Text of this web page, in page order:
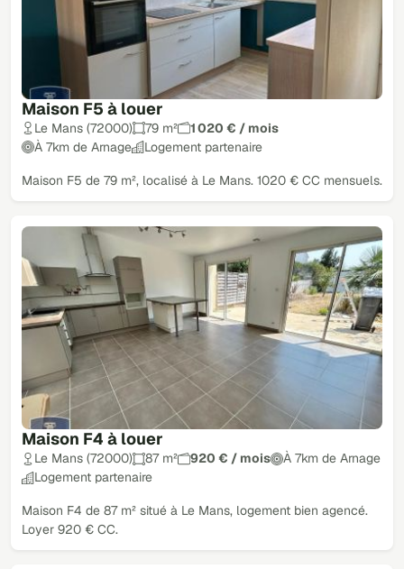
Maison F5 à louer
Le Mans (72000) 79 m²
1 020 € / mois
À 7km de Arnage
Logement partenaire
Maison F5 de 79 m², localisé à Le Mans. 1020 € CC mensuels.
Maison F4 à louer
Le Mans (72000) 87 m² 920 € / mois
À 7km de Arnage
Logement partenaire
Maison F4 de 87 m² situé à Le Mans, logement bien agencé.
Loyer 920 € CC.